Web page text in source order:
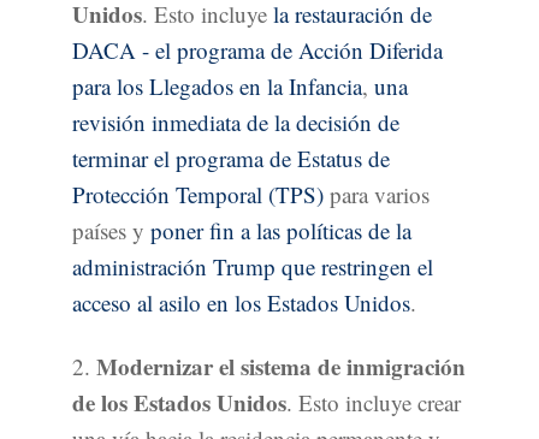
Unidos. Esto incluye la restauración de
DACA - el programa de Acción Diferida
para los Llegados en la Infancia, una
revisión inmediata de la decisión de
terminar el programa de Estatus de
Protección Temporal (TPS) para varios
países y poner fin a las políticas de la
administración Trump que restringen el
acceso al asilo en los Estados Unidos.
2. Modernizar el sistema de inmigración
de los Estados Unidos. Esto incluye crear